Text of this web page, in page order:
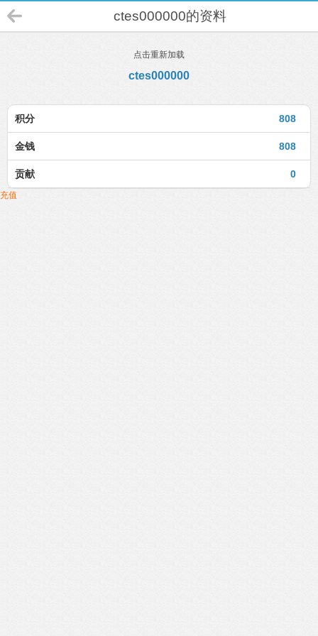
ctes000000的资料
点击重新加载
ctes000000
808
积分
808
金钱
0
贡献
充值